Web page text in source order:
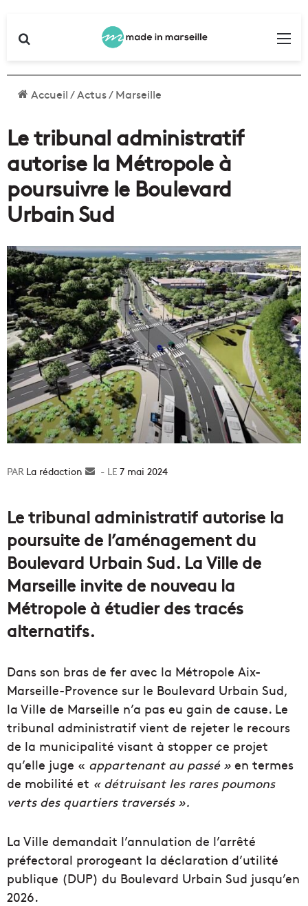
Accueil/Actus/Marseille
Le tribunal administratif
autorise la Métropole à
poursuivre le Boulevard
Urbain Sud
La rédaction
Envoyer7 mai 2024
Le tribunal administratif autorise la
poursuite de l’aménagement du
Boulevard Urbain Sud. La Ville de
Marseille invite de nouveau la
Métropole à étudier des tracés
alternatifs.
Dans son bras de fer avec la Métropole Aix-
Marseille-Provence sur le Boulevard Urbain Sud,
la Ville de Marseille n’a pas eu gain de cause. Le
tribunal administratif vient de rejeter le recours
de la municipalité visant à stopper ce projet
qu’elle juge « appartenant au passé » en termes
de mobilité et « détruisant les rares poumons
verts des quartiers traversés ».
La Ville demandait l’annulation de l’arrêté
préfectoral prorogeant la déclaration d’utilité
publique (DUP) du Boulevard Urbain Sud jusqu’en
2026.